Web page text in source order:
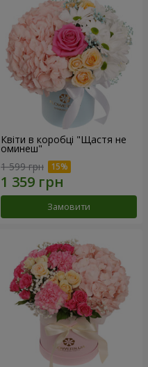
Квіти в коробці "Щастя не
оминеш"
1 599 грн
Замовити